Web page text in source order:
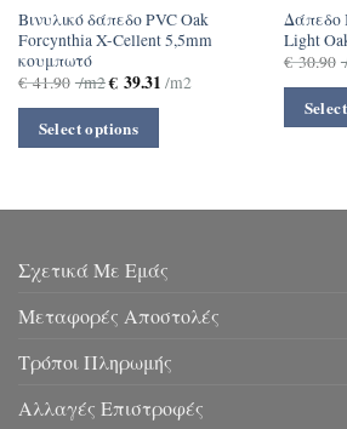
Βινυλικό δάπεδο PVC Oak
Forcynthia X-Cellent 5,5mm
κουμπωτό
€41.90 /m2€39.31 /m2
Select options
Δάπεδο
Light
€30.90
Σχετικά Με Εμάς
Μεταφορές Αποστολές
Τρόποι Πληρωμής
Αλλαγές Επιστροφές